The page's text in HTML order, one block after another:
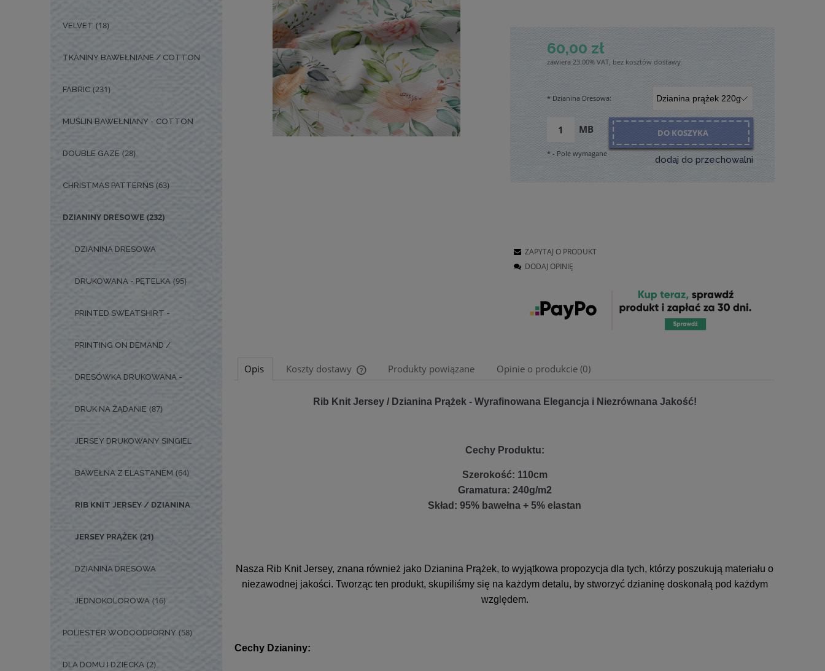
VELVET (18)
TKANINY BAWEŁNIANE / COTTON
FABRIC (231)
MUŚLIN BAWEŁNIANY - COTTON
DOUBLE GAZE (28)
CHRISTMAS PATTERNS (63)
DZIANINY DRESOWE (232)
DZIANINA DRESOWA
DRUKOWANA - PĘTELKA (95)
PRINTED SWEATSHIRT -
PRINTING ON DEMAND /
DRESÓWKA DRUKOWANA -
DRUK NA ŻĄDANIE (87)
JERSEY DRUKOWANY SINGIEL
BAWEŁNA Z ELASTANEM (64)
RIB KNIT JERSEY / DZIANINA
JERSEY PRĄŻEK (21)
DZIANINA DRESOWA
JEDNOKOLOROWA (16)
POLIESTER WODOODPORNY (58)
DLA DOMU I DZIECKA (2)
60,00 zł
zawiera 23.00% VAT, bez kosztów dostawy
* Dzianina Dresowa:
MB DO KOSZYKA
dodaj do przechowalni
*- Pole wymagane
ZAPYTAJ O PRODUKT
DODAJ OPINIĘ
Opis Koszty dostawy
Cena nie zawiera ewentualnych kosztów
Produkty powiązane Opinie o produkcie (0)
Rib Knit Jersey / Dzianina Prążek - Wyrafinowana Elegancja i Niezrównana Jakość!
Cechy Produktu:
Szerokość: 110cm
Gramatura: 240g/m2
Skład: 95% bawełna + 5% elastan
Nasza Rib Knit Jersey, znana również jako Dzianina Prążek, to wyjątkowa propozycja dla tych, którzy poszukują materiału o
niezawodnej jakości. Tworząc ten produkt, skupiliśmy się na każdym detalu, by stworzyć dzianinę doskonałą pod każdym
względem.
Cechy Dzianiny: